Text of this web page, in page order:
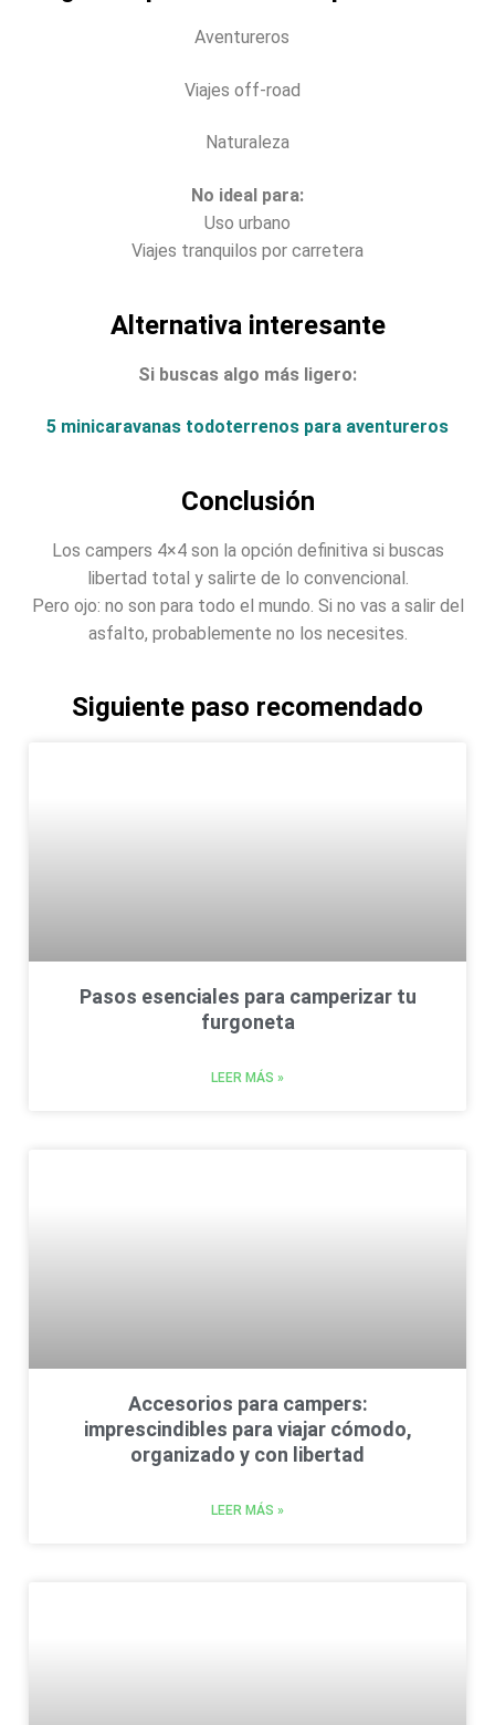
Aventureros
Viajes off-road
Naturaleza
No ideal para:
Uso urbano
Viajes tranquilos por carretera
Alternativa interesante
Si buscas algo más ligero:
5 minicaravanas todoterrenos para aventureros
Conclusión
Los campers 4×4 son la opción definitiva si buscas
libertad total y salirte de lo convencional.
Pero ojo: no son para todo el mundo. Si no vas a salir del
asfalto, probablemente no los necesites.
Siguiente paso recomendado
Pasos esenciales para camperizar tu
furgoneta
LEER MÁS »
Accesorios para campers:
imprescindibles para viajar cómodo,
organizado y con libertad
LEER MÁS »